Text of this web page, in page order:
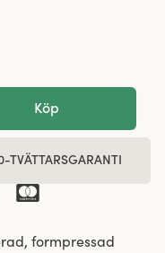
Köp
TVÄTTARSGARANTI
formpressad